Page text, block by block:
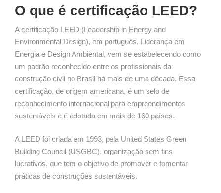
O que é certificação LEED?
A certificação LEED (Leadership in Energy and
Environmental Design), em português, Liderança em
Energia e Design Ambiental, vem se estabelecendo como
um padrão reconhecido entre os profissionais da
construção civil no Brasil há mais de uma década. Essa
certificação, de origem americana, é um selo de
reconhecimento internacional para empreendimentos
sustentáveis e é adotada em mais de 160 países.
A LEED foi criada em 1993, pela United States Green
Building Council (USGBC), organização sem fins
lucrativos, que tem o objetivo de promover e fomentar
práticas de construções sustentáveis.